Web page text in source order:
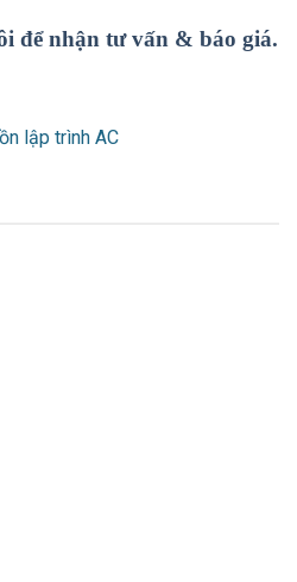
để nhận tư vấn & báo giá.
lập trình AC